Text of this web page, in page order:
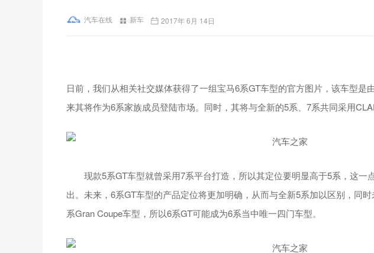
汽车在线 新车 2017年 6月 14日
日前，我们从相关社交媒体获得了一组宝马6系GT车型的官方图片，该车型是
来其将作为6系家族成员登陆市场。同时，其将与全新的5系、7系共同采用
现款5系GT车型就曾采用7系平台打造，所以其定位要明显高于5系，这一
出。未来，6系GT车型的产品定位将更加明确，从而与全新5系加以区别，同
系Gran Coupe车型，所以6系GT可能成为6系当中唯一四门车型。